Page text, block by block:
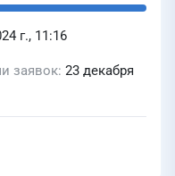
г., 11:16
заявок 23 декабря